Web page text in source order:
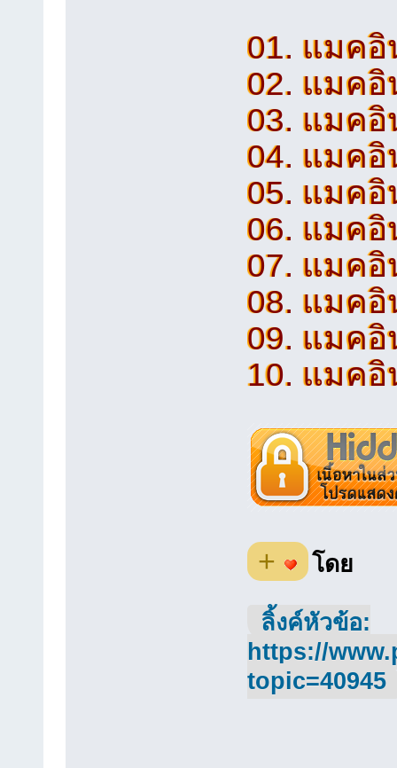
01. แมคอิ
02. แมค
03. แมคอิ
04. แมค
05. แมค
06. แมค
07. แมค
08. แมคอิ
09. แมคอิ
10. แมคอิ
+ โดย
ลิ้งค์หัวข้อ:
https://
topic=40945